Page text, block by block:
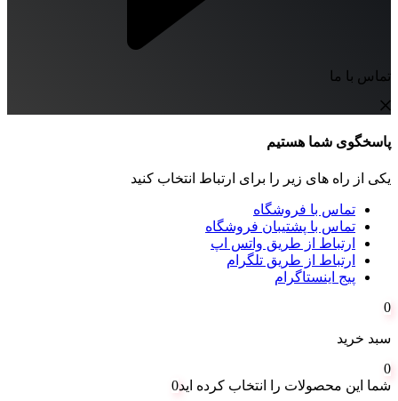
تماس با ما
پاسخگوی شما هستیم
یکی از راه های زیر را برای ارتباط انتخاب کنید
تماس با فروشگاه
تماس با پشتیبان فروشگاه
ارتباط از طریق واتس اپ
ارتباط از طریق تلگرام
پیج اینستاگرام
0
سبد خرید
0
شما این محصولات را انتخاب کرده اید0